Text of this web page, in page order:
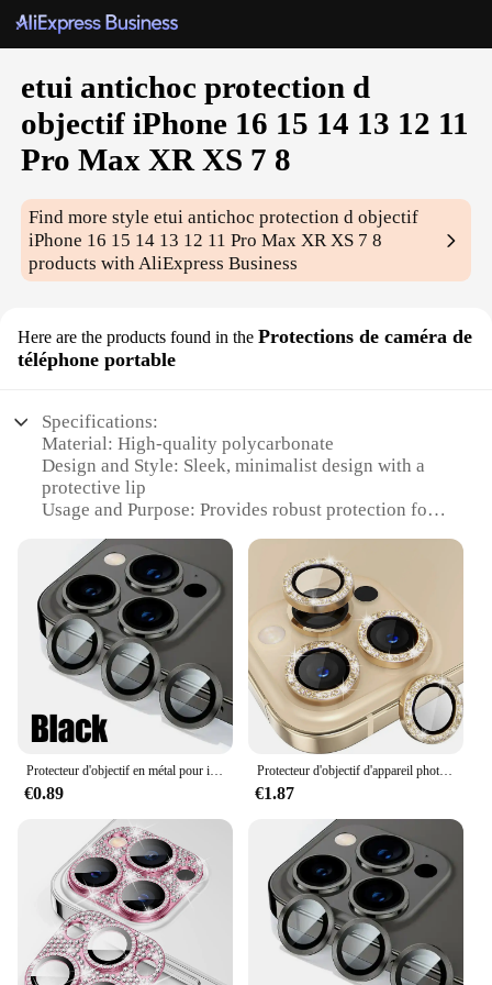
etui antichoc protection d
objectif iPhone 16 15 14 13 12 11
Pro Max XR XS 7 8
Find more styleetui antichoc protection d objectif
iPhone 16 15 14 13 12 11 Pro Max XR XS 7 8
products with AliExpress Business
Here are the products found in the Protections de caméra de
téléphone portable
Specifications:
Material: High-quality polycarbonate
Design and Style: Sleek, minimalist design with a
protective lip
Usage and Purpose: Provides robust protection for
Performance and Property: Shock-absorbent, anti-
scratch, and anti-fingerprint
Applicable Scenario: Ideal for daily use, travel, and
outdoor activities
Compatibility: Specifically designed for iPhone
models 16, 15, 14, 13, 12, 11 Pro Max, XR, XS, 7, 8
|Etui Antichoc Protection D Objectif Iphone 16 15
14 13 12 11 Pro Max Xr Xs 7 8|Wholesale|Vendors|
**Unmatched Protection for Your iPhone's
Camera**
The etui antichoc protection d'objectif iPhone is a
must-have accessory for iPhone users who value the
longevity and performance of their camera. This
protective case is crafted from durable
polycarbonate, ensuring your device remains safe
from the rigors of daily use. The sleek design not
Protecteur d'objectif en métal pour iPhone, verre pour iPhone 16 13 12 11 14 15 Pro Max Mini, protection d'objectif de caméra arrière pour iPhone 14 15 16 Plus, 3 pièces
€0.89
Protecteur d'objectif d'appareil photo pailmétrage pour iPhone, accessoires de protection en verre du Guatemala, 16, 15 Pro Max, 13, 11 Pro, 14, 15 Plus, 12 Mini
€1.87